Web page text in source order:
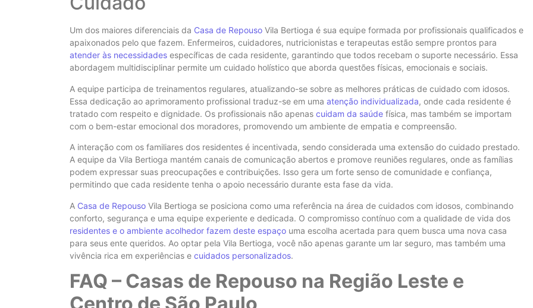
Um dos maiores diferenciais da Casa de Repouso Vila Bertioga é sua equipe formada por profissionais qualificados e
apaixonados pelo que fazem. Enfermeiros, cuidadores, nutricionistas e terapeutas estão sempre prontos para
atender às necessidades específicas de cada residente, garantindo que todos recebam o suporte necessário. Essa
abordagem multidisciplinar permite um cuidado holístico que aborda questões físicas, emocionais e sociais.
A equipe participa de treinamentos regulares, atualizando-se sobre as melhores práticas de cuidado com idosos.
Essa dedicação ao aprimoramento profissional traduz-se em uma atenção individualizada, onde cada residente é
tratado com respeito e dignidade. Os profissionais não apenas cuidam da saúde física, mas também se importam
com o bem-estar emocional dos moradores, promovendo um ambiente de empatia e compreensão.
A interação com os familiares dos residentes é incentivada, sendo considerada uma extensão do cuidado prestado.
A equipe da Vila Bertioga mantém canais de comunicação abertos e promove reuniões regulares, onde as famílias
podem expressar suas preocupações e contribuições. Isso gera um forte senso de comunidade e confiança,
permitindo que cada residente tenha o apoio necessário durante esta fase da vida.
A Casa de Repouso Vila Bertioga se posiciona como uma referência na área de cuidados com idosos, combinando
conforto, segurança e uma equipe experiente e dedicada. O compromisso contínuo com a qualidade de vida dos
residentes e o ambiente acolhedor fazem deste espaço uma escolha acertada para quem busca uma nova casa
para seus ente queridos. Ao optar pela Vila Bertioga, você não apenas garante um lar seguro, mas também uma
vivência rica em experiências e cuidados personalizados.
FAQ – Casas de Repouso na Região Leste e